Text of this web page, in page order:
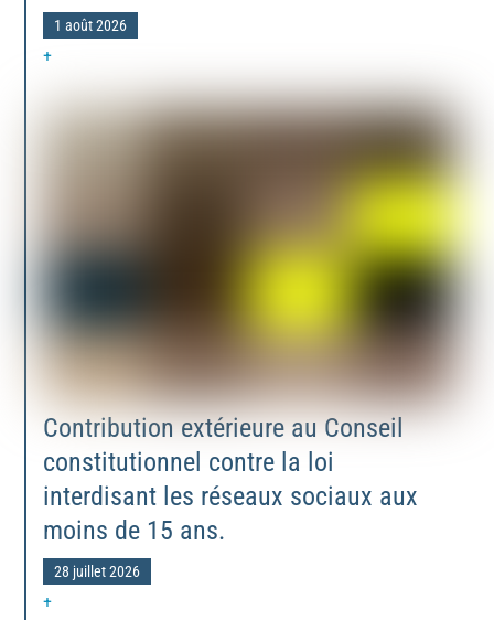
1 août 2026
+
Contribution extérieure au Conseil
constitutionnel contre la loi
interdisant les réseaux sociaux aux
moins de 15 ans.
28 juillet 2026
+